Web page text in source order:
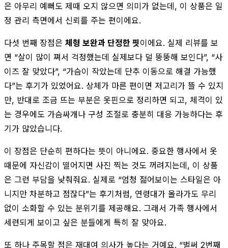
은 아무리 예뻐도 제때 오지 않으면 의미가 없는데, 이 상품은 일
정 관리 측면에서 신뢰를 주는 편이에요.
다섯 번째 장점은 체형 보완과 단정한 핏이에요. 실제 리뷰를 보
면 “살이 많이 쪄서 걱정했는데 실제보다 덜 뚱뚱해 보인다”, “사
이즈 잘 맞았다”, “가슴이 작았는데 단추 이동으로 해결 가능했
다”는 후기가 있었어요. 상체가 마른 편이면 저고리가 뜰 수 있지
만, 반대로 조금 뜨는 부분은 옷핀으로 정리하면 되고, 체격이 있
는 경우에도 가슴싸개나 구성 조절로 충분히 대응 가능하다는 후
기가 많았습니다.
이 장점은 단순히 편하다는 뜻이 아니에요. 중요한 행사에서 옷
때문에 자신감이 떨어지면 사진 찍는 것도 꺼려지는데, 이 상품
은 그런 부담을 낮춰줘요. 실제로 “엄청 젊어보이는 스타일은 아
니지만 차분하고 점잖다”는 후기처럼, 연령대가 올라가도 무리
없이 소화할 수 있는 분위기를 제공해요. 그래서 가족 행사에서
세련되게 보이고 싶은 분들에게 특히 잘 맞아요.
또 하나 주목할 점은 재대여 의사가 높다는 거예요. “벌써 2번째